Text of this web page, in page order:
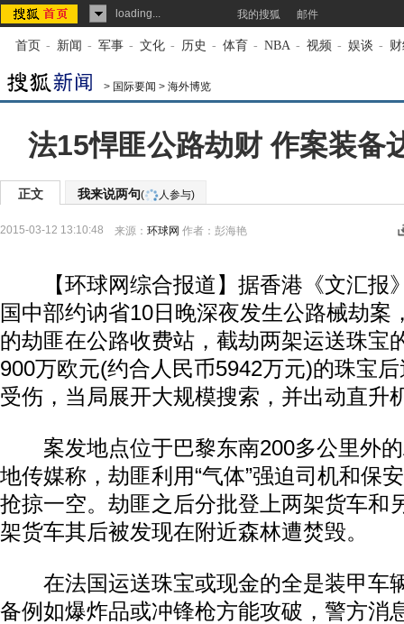
loading... 我的搜狐 邮件
首页 - 新闻 - 军事 - 文化 - 历史 - 体育 - NBA - 视频 - 娱谈 -
> 国际要闻 > 海外博览
法15悍匪公路劫财 作案装备
正文 我来说两句( 人参与)
2015-03-12 13:10:48 来源： 环球网 作者：彭海艳
【环球网综合报道】据香港《文汇报
国中部约讷省10日晚深夜发生公路械劫案
的劫匪在公路收费站，截劫两架运送珠宝
900万欧元(约合人民币5942万元)的珠宝
受伤，当局展开大规模搜索，并出动直升
案发地点位于巴黎东南200多公里外的
地传媒称，劫匪利用“气体”强迫司机和保
抢掠一空。劫匪之后分批登上两架货车和
架货车其后被发现在附近森林遭焚毁。
在法国运送珠宝或现金的全是装甲车
备例如爆炸品或冲锋枪方能攻破，警方消